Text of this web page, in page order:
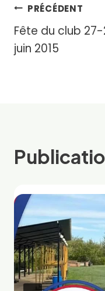
Navigation
de
PRÉCÉDENT
Fête du club
juin 2015